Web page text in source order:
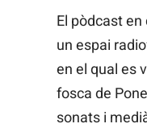
El pòdcast en
un espai
en el qual es
fosca de
sonats i